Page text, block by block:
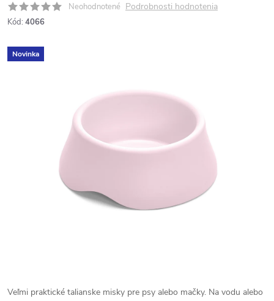
Neohodnotené Podrobnosti hodnotenia
Kód: 4066
Novinka
Veľmi praktické talianske misky pre psy alebo mačky. Na vodu alebo